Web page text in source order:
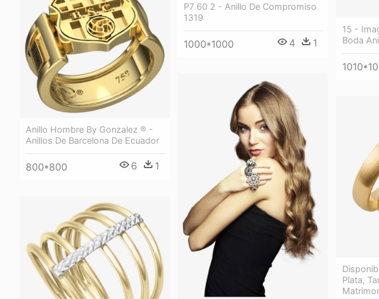
P7 60 2 - Anillo De Compromiso
1319
1000*1000 4 1
15 -
Boda
Anillo Hombre By Gonzalez ® -
Anillos De Barcelona De Ecuador
800*800 6 1
Plata,